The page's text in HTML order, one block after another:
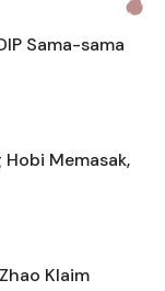
Sama-sama
Hobi Memasak,
Klaim